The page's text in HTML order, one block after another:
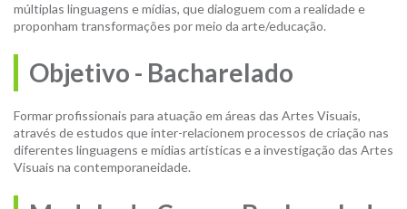
múltiplas linguagens e mídias, que dialoguem com a realidade e
proponham transformações por meio da arte/educação.
Objetivo - Bacharelado
Formar profissionais para atuação em áreas das Artes Visuais,
através de estudos que inter-relacionem processos de criação nas
diferentes linguagens e mídias artísticas e a investigação das Artes
Visuais na contemporaneidade.